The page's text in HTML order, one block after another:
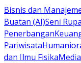
Bisnis dan
Buatan (AI)Seni
Penerbangan
Pariwisata
dan Ilmu Fisika